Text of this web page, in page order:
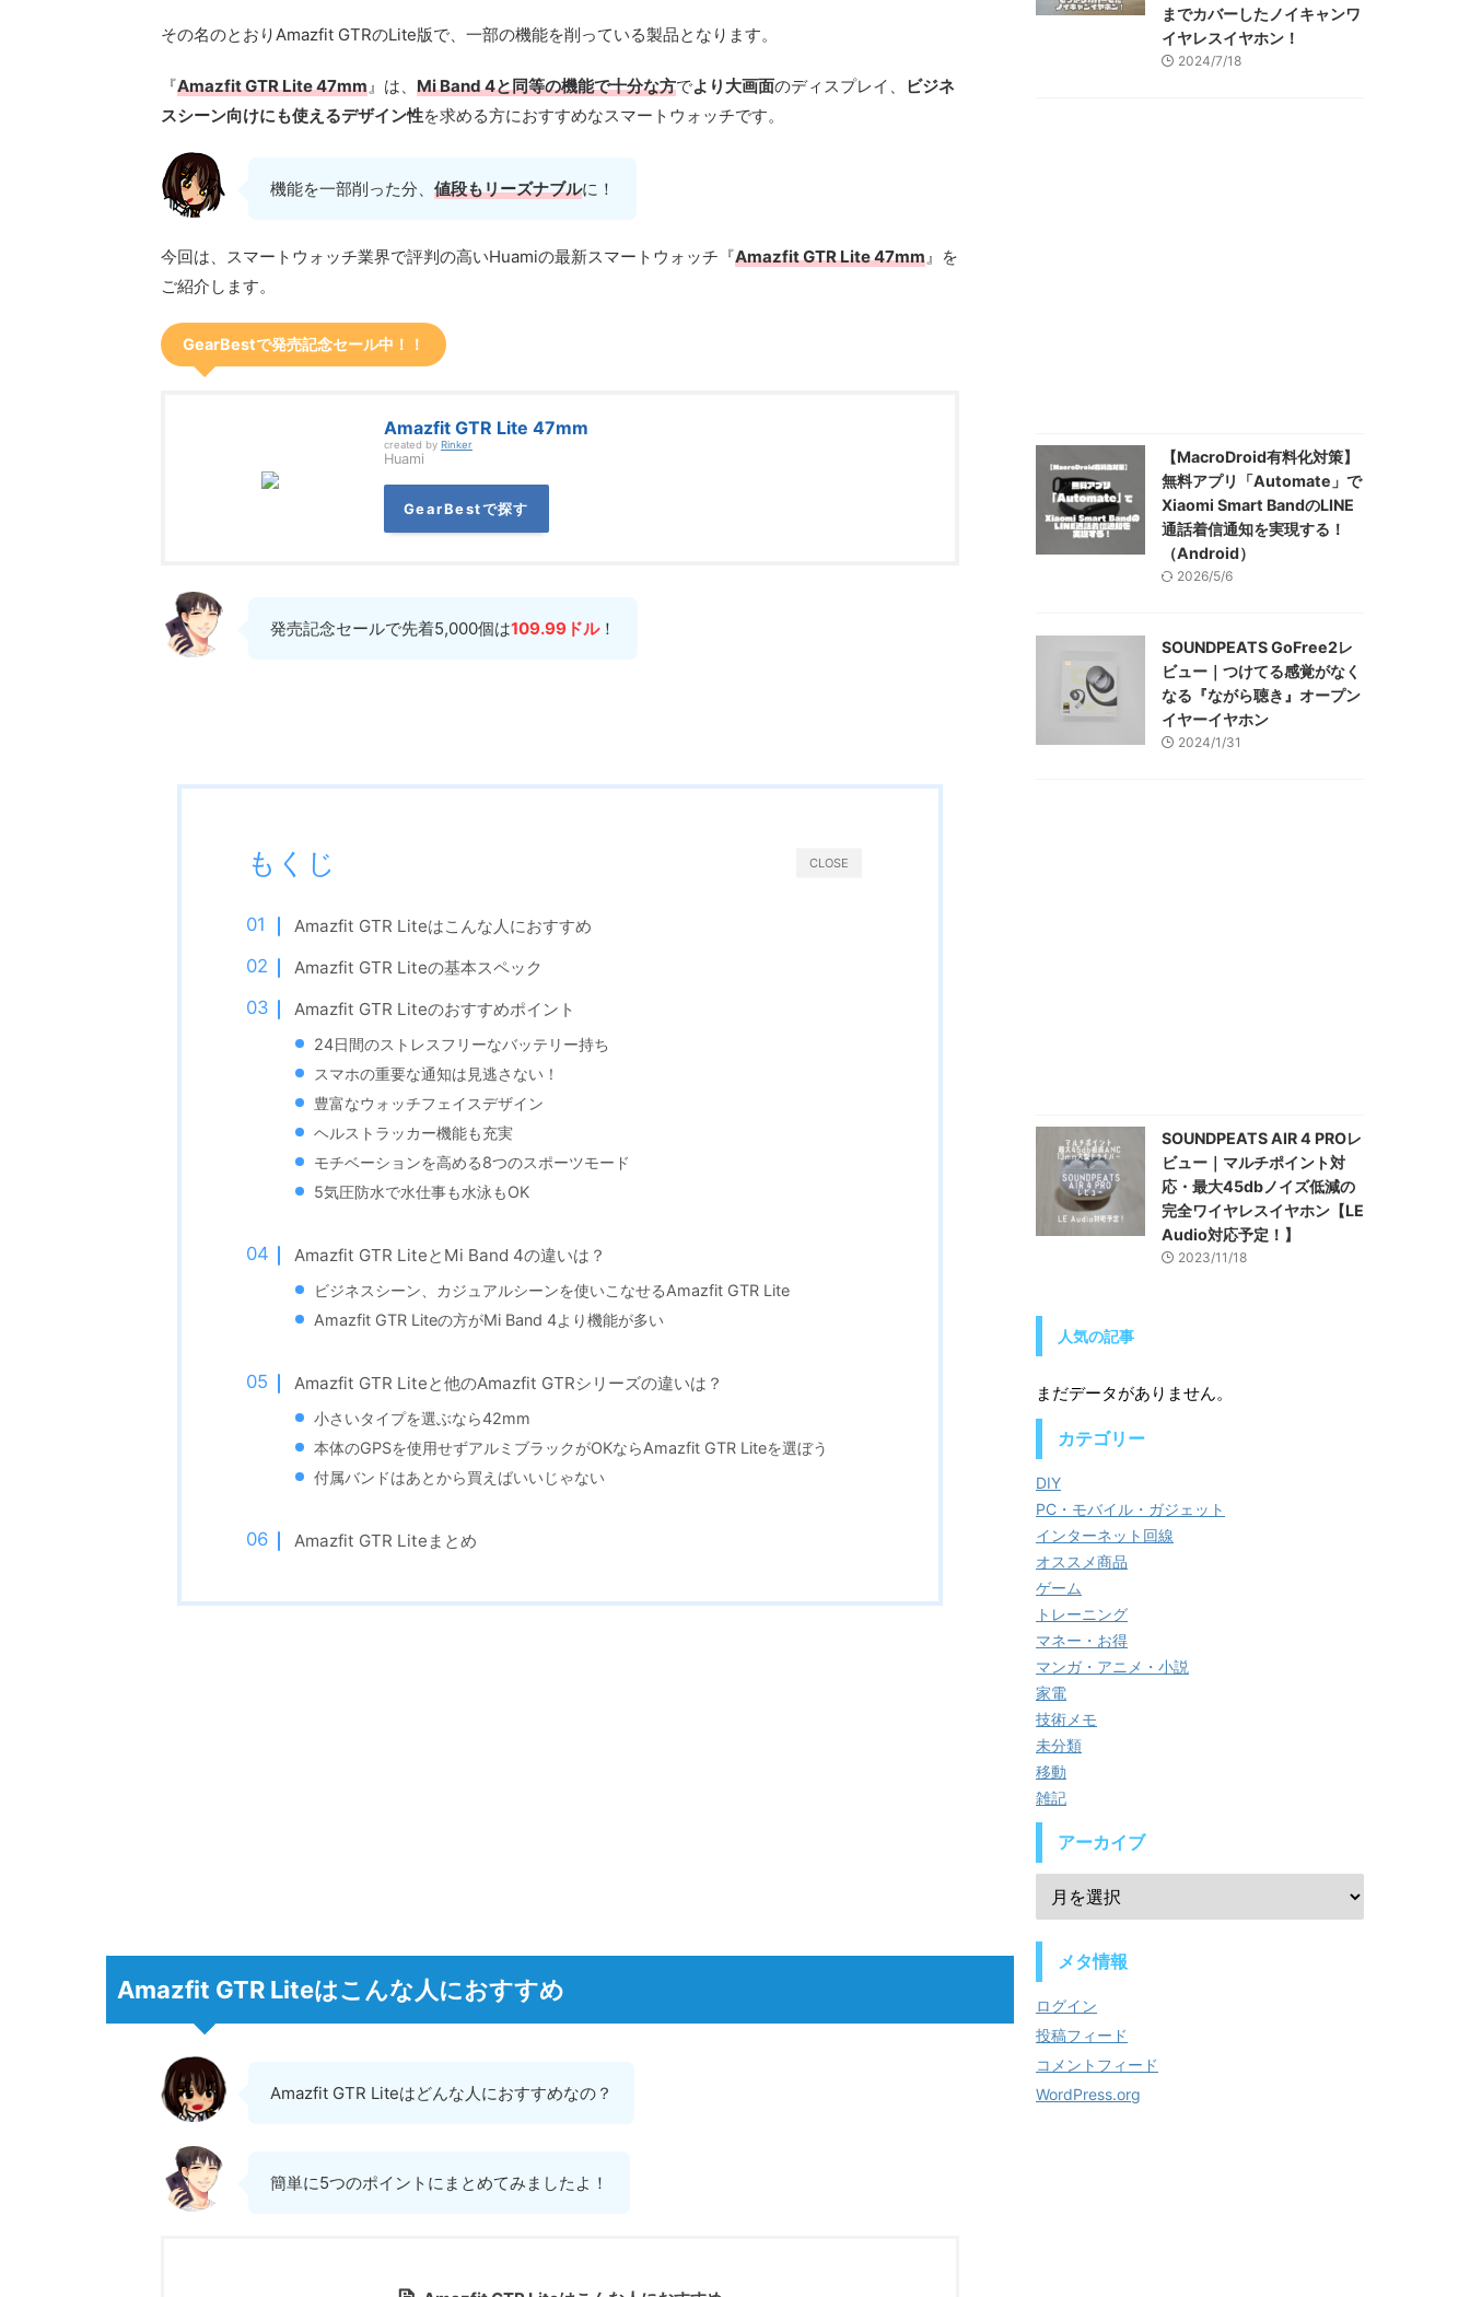
その名のとおりAmazfit GTRのLite版で、一部の機能を削っている製品となります。
『Amazfit GTR Lite 47mm』は、 Mi Band 4と同等の機能で十分な方でより大画面のディスプレイ、
ビジネ
スシーン向けにも使えるデザイン性を求める方におすすめなスマートウォッチです。
機能を一部削った分、 値段もリーズナブルに！
今回は、スマートウォッチ業界で評判の高いHuamiの最新スマートウォッチ『Amazfit GTR Lite 47mm』を
ご紹介します。
GearBestで発売記念セール中！！
Amazfit GTR Lite 47mm
created byRinker
Huami
GearBestで探す
発売記念セールで先着5,000個は109.99ドル！
CLOSE
もくじ
Amazfit GTR Liteはこんな人におすすめ
Amazfit GTR Liteの基本スペック
Amazfit GTR Liteのおすすめポイント
24日間のストレスフリーなバッテリー持ち
スマホの重要な通知は見逃さない！
豊富なウォッチフェイスデザイン
ヘルストラッカー機能も充実
モチベーションを高める8つのスポーツモード
5気圧防水で水仕事も水泳もOK
Amazfit GTR LiteとMi Band 4の違いは？
ビジネスシーン、カジュアルシーンを使いこなせるAmazfit GTR Lite
Amazfit GTR Liteの方がMi Band 4より機能が多い
Amazfit GTR Liteと他のAmazfit GTRシリーズの違いは？
小さいタイプを選ぶなら42mm
本体のGPSを使用せずアルミブラックがOKならAmazfit GTR Liteを選ぼう
付属バンドはあとから買えばいいじゃない
Amazfit GTR Liteまとめ
Amazfit GTR Liteはこんな人におすすめ
Amazfit GTR Liteはどんな人におすすめなの？
簡単に5つのポイントにまとめてみましたよ！
までカバーしたノイキャンワ
イヤレスイヤホン！
2024/7/18
【MacroDroid有料化対策】
無料アプリ「Automate」で
Xiaomi Smart BandのLINE
通話着信通知を実現する！
（Android）
2026/5/6
SOUNDPEATS GoFree2レ
ビュー｜つけてる感覚がなく
なる『ながら聴き』オープン
イヤーイヤホン
2024/1/31
SOUNDPEATS AIR 4 PROレ
ビュー｜マルチポイント対
応・最大45dbノイズ低減の
完全ワイヤレスイヤホン【LE
Audio対応予定！】
2023/11/18
人気の記事
まだデータがありません。
カテゴリー
DIY
PC・モバイル・ガジェット
インターネット回線
オススメ商品
ゲーム
トレーニング
マネー・お得
マンガ・アニメ・小説
家電
技術メモ
未分類
移動
雑記
アーカイブ
メタ情報
ログイン
投稿フィード
コメントフィード
WordPress.org